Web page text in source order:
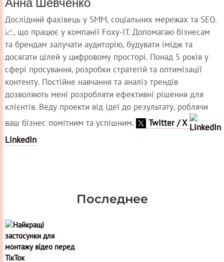
Дослідний фахівець у SMM, соціальних мережах та SEO.
📈, що працює у компанії Foxy-IT. Допомагаю бізнесам
та брендам залучати аудиторію, будувати імідж та
досягати цілей у цифровому просторі. Понад 5 років у
сфері просування, розробки стратегій та оптимізації
контенту. Постійне навчання та аналіз трендів
дозволяють мені розробляти ефективні рішення для
клієнтів. Веду проекти від ідеї до результату, роблячи
ваш бізнес помітним та успішним.
Twitter / X
LinkedIn
Последнее